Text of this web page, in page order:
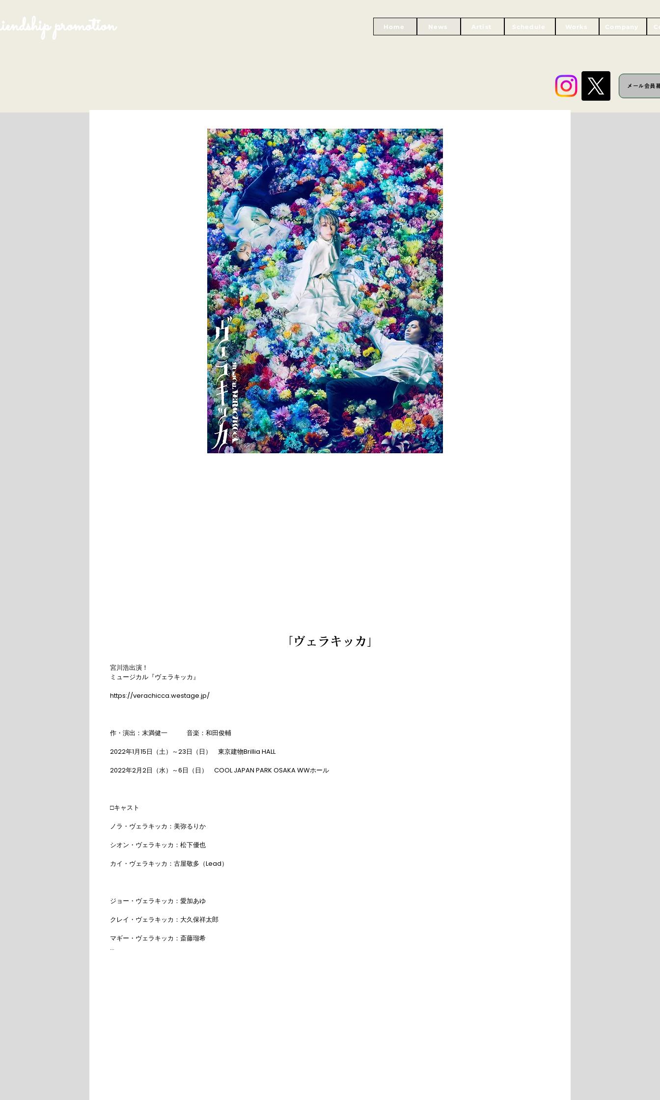
promotion Home News Artist Schedule Works Company
メール会員
「ヴェラキッカ」
宮川浩出演！
ミュージカル『ヴェラキッカ』
https://verachicca.westage.jp/
作・演出：末満健一　　　音楽：和田俊輔
2022年1月15日（土）～23日（日）　東京建物Brillia HALL
2022年2月2日（水）～6日（日）　COOL JAPAN PARK OSAKA WWホール
□キャスト
ノラ・ヴェラキッカ：美弥るりか
シオン・ヴェラキッカ：松下優也
カイ・ヴェラキッカ：古屋敬多（Lead）
ジョー・ヴェラキッカ：愛加あゆ
クレイ・ヴェラキッカ：大久保祥太郎
マギー・ヴェラキッカ：斎藤瑠希